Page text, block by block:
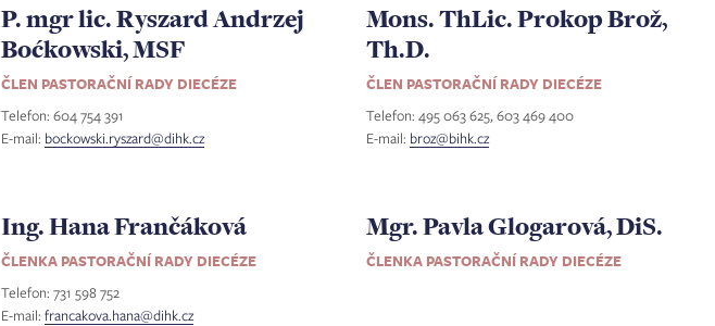
P. mgr lic. Ryszard Andrzej
Boćkowski, MSF
ČLEN PASTORAČNÍ RADY DIECÉZE
Telefon: 604 754 391
E-mail: bockowski.ryszard@dihk.cz
Mons. ThLic. Prokop Brož,
Th.D.
ČLEN PASTORAČNÍ RADY DIECÉZE
Telefon: 495 063 625, 603 469 400
E-mail: broz@bihk.cz
Ing. Hana Frančáková
ČLENKA PASTORAČNÍ RADY DIECÉZE
Telefon: 731 598 752
E-mail: francakova.hana@dihk.cz
Mgr. Pavla Glogarová, DiS.
ČLENKA PASTORAČNÍ RADY DIECÉZE